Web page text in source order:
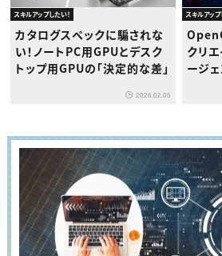
スキルアップしたい！
カタログスペックに騙されな
い！ノートPC用GPUとデスク
トップ用GPUの「決定的な差」
2026.02.05
スキルアップ
クリ
ージ